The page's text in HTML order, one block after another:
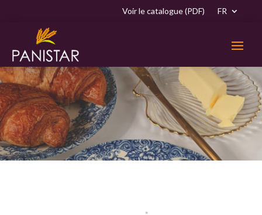
Voir le catalogue (PDF) FR